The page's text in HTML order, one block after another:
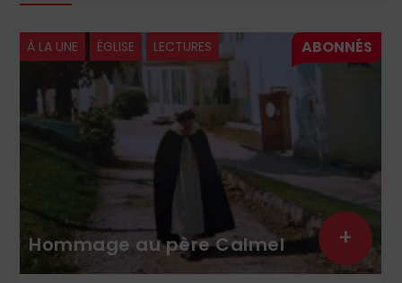
+
ÉGLISE LÉON XIV
Léon XIV : le semeur est
généreux et confiant